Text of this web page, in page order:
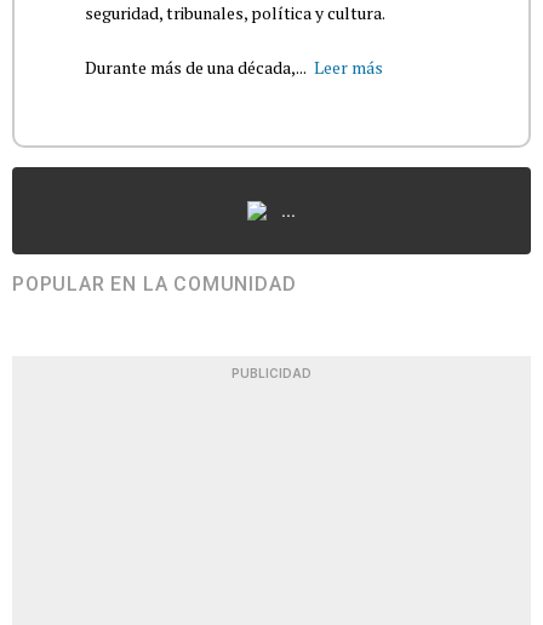
seguridad, tribunales, política y cultura.
Durante más de una década,... Leer más
...
POPULAR EN LA COMUNIDAD
PUBLICIDAD